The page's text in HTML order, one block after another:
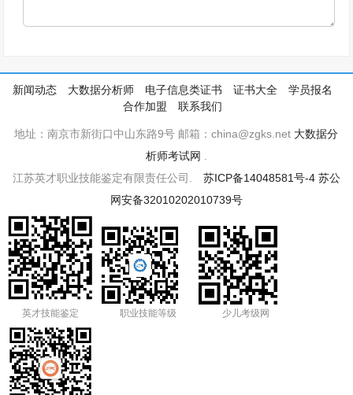
新闻动态 大数据分析师 电子信息类证书 证书大全
学员报名
合作加盟
联系我们
地址：南京市新街口中山东路9号 邮箱：china@zgks.net 大数据分
析师考试网
江苏英才职业技能鉴定有限责任公司. 苏ICP备14048581号-4 苏公
网安备32010202010739号
英才技能鉴定 职业技能等级 少儿考级网